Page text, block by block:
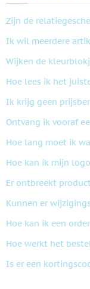
Zijn de
Ik wil meerdere
Wijken de
Hoe lees ik het
Ik krijg geen
Ontvang ik vooraf
Hoe lang moet ik
Hoe kan ik mijn
Er ontbreekt
Kunnen er
Hoe kan ik een
Hoe werkt het
Is er een